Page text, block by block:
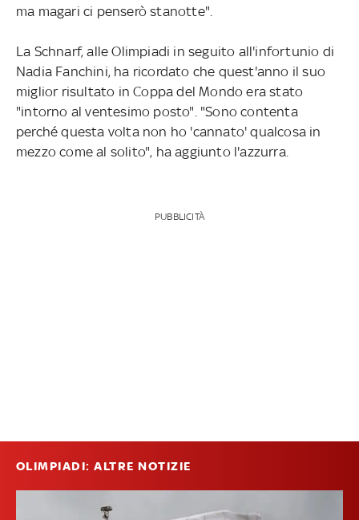
ma magari ci penserò stanotte".
La Schnarf, alle Olimpiadi in seguito all'infortunio di
Nadia Fanchini, ha ricordato che quest'anno il suo
miglior risultato in Coppa del Mondo era stato
"intorno al ventesimo posto". "Sono contenta
perché questa volta non ho 'cannato' qualcosa in
mezzo come al solito", ha aggiunto l'azzurra.
PUBBLICITÀ
OLIMPIADI: ALTRE NOTIZIE